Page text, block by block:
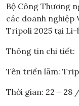
Bộ Công Thương
các doanh nghiệp
Tripoli 2025 tại Li-
Thông tin chi tiết:
Tên triển lãm:
Thời gian: 22 – 28